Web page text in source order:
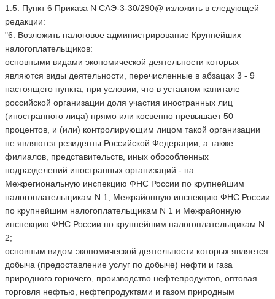
1.5. Пункт 6 Приказа N САЭ-3-30/290@ изложить в следующей
редакции:
"6. Возложить налоговое администрирование Крупнейших
налогоплательщиков:
основными видами экономической деятельности которых
являются виды деятельности, перечисленные в абзацах 3 - 9
настоящего пункта, при условии, что в уставном капитале
российской организации доля участия иностранных лиц
(иностранного лица) прямо или косвенно превышает 50
процентов, и (или) контролирующим лицом такой организации
не являются резиденты Российской Федерации, а также
филиалов, представительств, иных обособленных
подразделений иностранных организаций - на
Межрегиональную инспекцию ФНС России по крупнейшим
налогоплательщикам N 1, Межрайонную инспекцию ФНС России
по крупнейшим налогоплательщикам N 1 и Межрайонную
инспекцию ФНС России по крупнейшим налогоплательщикам N
2;
основным видом экономической деятельности которых является
добыча (предоставление услуг по добыче) нефти и газа
природного горючего, производство нефтепродуктов, оптовая
торговля нефтью, нефтепродуктами и газом природным